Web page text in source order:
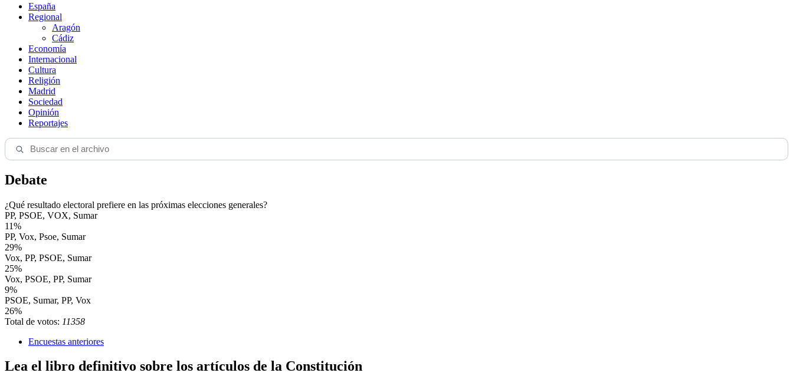
España
Regional
Aragón
Cádiz
Economía
Internacional
Cultura
Religión
Madrid
Sociedad
Opinión
Reportajes
Debate
¿Qué resultado electoral prefiere en las próximas elecciones generales?
PP, PSOE, VOX, Sumar
11%
PP, Vox, Psoe, Sumar
29%
Vox, PP, PSOE, Sumar
25%
Vox, PSOE, PP, Sumar
9%
PSOE, Sumar, PP, Vox
26%
Total de votos: 11358
Encuestas anteriores
Lea el libro definitivo sobre los artículos de la Constitución